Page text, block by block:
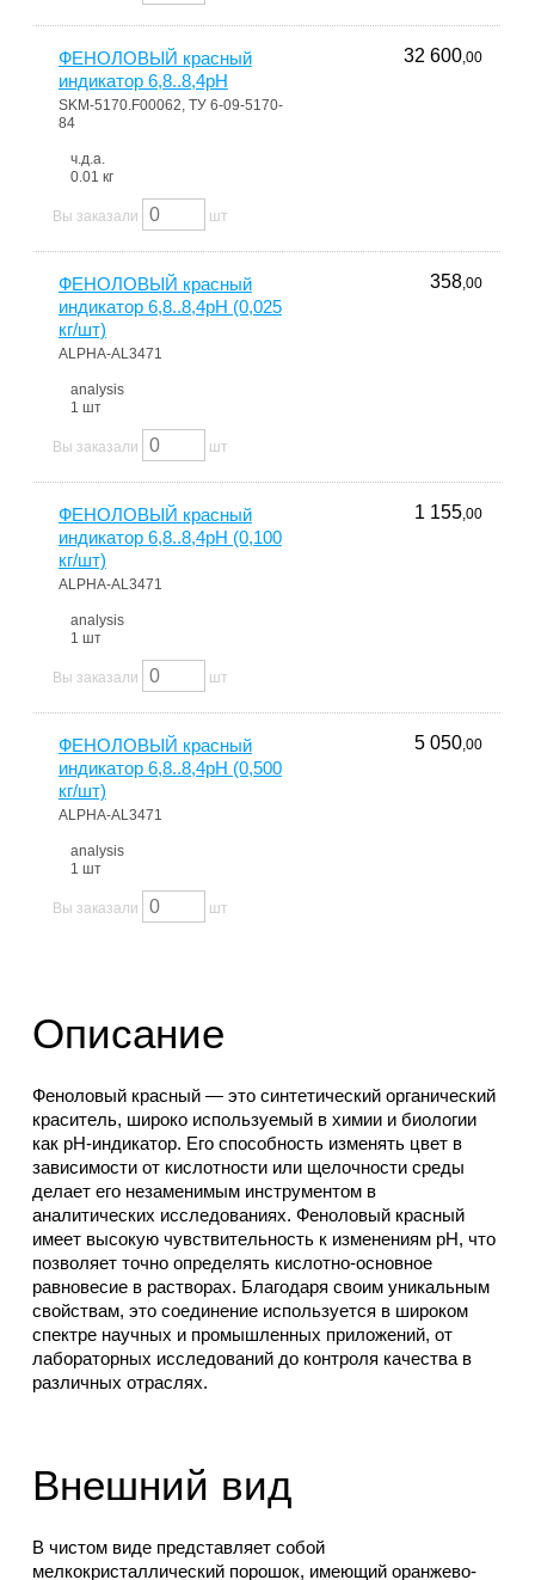
ФЕНОЛОВЫЙ красный
индикатор 6,8..8,4pH
SKM-5170.F00062, ТУ 6-09-5170-
84
ч.д.а.
0.01 кг
32 600,00
Вы заказали шт
ФЕНОЛОВЫЙ красный
индикатор 6,8..8,4pH (0,025
кг/шт)
ALPHA-AL3471
analysis
1 шт
358,00
Вы заказали шт
ФЕНОЛОВЫЙ красный
индикатор 6,8..8,4pH (0,100
кг/шт)
ALPHA-AL3471
analysis
1 шт
1 155,00
Вы заказали шт
ФЕНОЛОВЫЙ красный
индикатор 6,8..8,4pH (0,500
кг/шт)
ALPHA-AL3471
analysis
1 шт
5 050,00
Вы заказали шт
Описание
Феноловый красный — это синтетический органический
краситель, широко используемый в химии и биологии
как рН-индикатор. Его способность изменять цвет в
зависимости от кислотности или щелочности среды
делает его незаменимым инструментом в
аналитических исследованиях. Феноловый красный
имеет высокую чувствительность к изменениям pH, что
позволяет точно определять кислотно-основное
равновесие в растворах. Благодаря своим уникальным
свойствам, это соединение используется в широком
спектре научных и промышленных приложений, от
лабораторных исследований до контроля качества в
различных отраслях.
Внешний вид
В чистом виде представляет собой
мелкокристаллический порошок, имеющий оранжево-